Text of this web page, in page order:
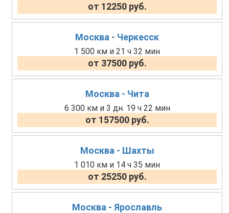
от 12250 руб.
Москва - Черкесск
1 500 км и 21 ч 32 мин
от 37500 руб.
Москва - Чита
6 300 км и 3 дн. 19 ч 22 мин
от 157500 руб.
Москва - Шахты
1 010 км и 14 ч 35 мин
от 25250 руб.
Москва - Ярославль